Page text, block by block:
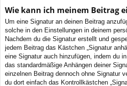
Wie kann ich meinem Beitrag
Um eine Signatur an deinen Beitrag
solche in den Einstellungen in deinem
Nachdem du die Signatur erstellt und
jedem Beitrag das Kästchen „Signatur
eine Signatur auch hinzufügen, indem du
das standardmäßige Anhängen deiner
einzelnen Beitrag dennoch ohne Signatur
du dort einfach das Kontrollkästchen